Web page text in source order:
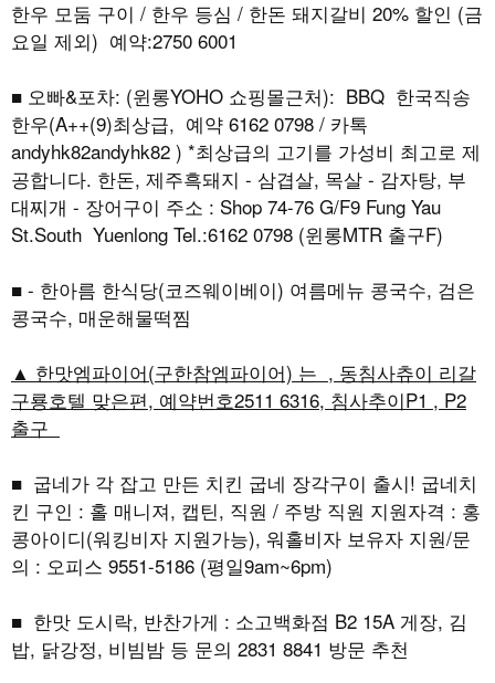
한우 모둠 구이 / 한우 등심 / 한돈 돼지갈비 20% 할인 (금
요일 제외) 예약:2750 6001
■ 오빠&포차: (윈롱YOHO 쇼핑몰근처): BBQ 한국직송
한우(A++(9)최상급, 예약 6162 0798 / 카톡
andyhk82andyhk82 ) *최상급의 고기를 가성비 최고로 제
공합니다. 한돈, 제주흑돼지 - 삼겹살, 목살 - 감자탕, 부
대찌개 - 장어구이 주소 : Shop 74-76 G/F9 Fung Yau
St.South Yuenlong Tel.:6162 0798 (윈롱MTR 출구F)
■ - 한아름 한식당(코즈웨이베이) 여름메뉴 콩국수, 검은
콩국수, 매운해물떡찜
▲ 한맛엠파이어(구한참엠파이어) 는 , 동침사츄이 리갈
구룡호텔 맞은편, 예약번호2511 6316, 침사추이P1 , P2
출구
■ 굽네가 각 잡고 만든 치킨 굽네 장각구이 출시! 굽네치
킨 구인 : 홀 매니져, 캡틴, 직원 / 주방 직원 지원자격 : 홍
콩아이디(워킹비자 지원가능), 워홀비자 보유자 지원/문
의 : 오피스 9551-5186 (평일9am~6pm)
■ 한맛 도시락, 반찬가게 : 소고백화점 B2 15A 게장, 김
밥, 닭강정, 비빔밤 등 문의 2831 8841 방문 추천